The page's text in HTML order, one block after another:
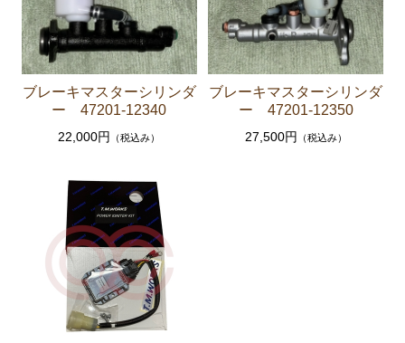
ソアラ JZZ30 JZZ31 UZZ30 UZZ31 UZZ32
エンジンパーツ 2JZ-GE JZZ31
ブレーキパーツ（マスターシリンダー リペアキッ
ト ホース など）
マークⅡ クレスタ チェイサーGX50 51 GX60 61 MX51 6
1 63 RX63
エンジンパーツ 1G-GEU
エンジンパーツ 1G-EU
エンジンパーツ M-TEU
ブレーキマスターシリンダ
ー 47201-12340
22,000円 （税込み）
ブレーキマスターシリンダ
ー 47201-12350
27,500円 （税込み）